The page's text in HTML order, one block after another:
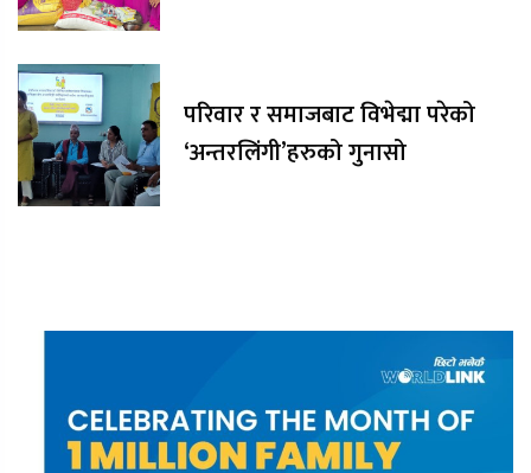
परिवार र समाजबाट विभेद्मा परेको
‘अन्तरलिंगी’हरुको गुनासो